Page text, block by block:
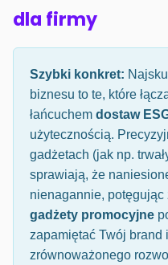
dla firmy
Szybki konkret:
biznesu to te, które
łańcuchem dostaw
użytecznością.
gadżetach (jak np.
sprawiają, że
nienagannie,
gadżety promocyjne
zapamiętać Twój
zrównoważonego